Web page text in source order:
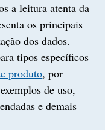
a leitura atenta da
os principais
dos dados.
tipos específicos
produto, por
de uso,
e demais